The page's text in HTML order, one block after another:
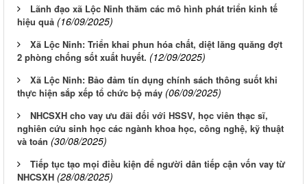
Lãnh đạo xã Lộc Ninh thăm các mô hình phát triển kinh tế
hiệu quả (16/09/2025)
Xã Lộc Ninh: Triển khai phun hóa chất, diệt lăng quăng đợt
2 phòng chống sốt xuất huyết. (12/09/2025)
Xã Lộc Ninh: Bảo đảm tín dụng chính sách thông suốt khi
thực hiện sắp xếp tổ chức bộ máy (06/09/2025)
NHCSXH cho vay ưu đãi đối với HSSV, học viên thạc sĩ,
nghiên cứu sinh học các ngành khoa học, công nghệ, kỹ thuật
và toán (30/08/2025)
Tiếp tục tạo mọi điều kiện để người dân tiếp cận vốn vay từ
NHCSXH (28/08/2025)